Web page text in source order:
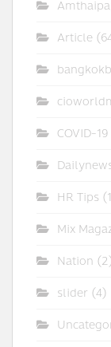
Article
COVID-19
HR Tips
Mix
Nation
slider (4)